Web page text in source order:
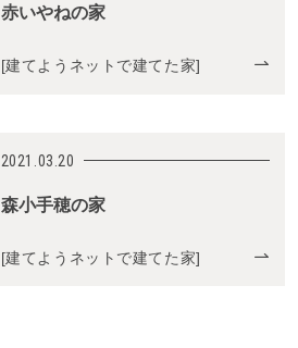
赤いやねの家
[建てようネットで建てた家]
2021.03.20
森小手穂の家
[建てようネットで建てた家]